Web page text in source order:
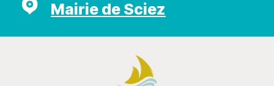
Mairie de Sciez